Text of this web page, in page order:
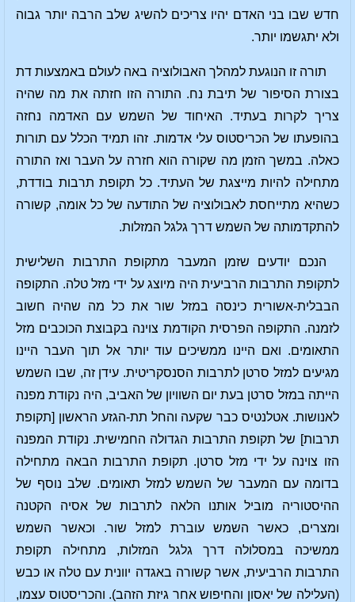
חדש שבו בני האדם יהיו צריכים להשיג שלב הרבה יותר גבוה
ולא יתגשמו יותר.
תורה זו הנוגעת למהלך האבולוציה באה לעולם באמצעות דת
בצורת הסיפור של תיבת נח. התורה הזו חזתה את מה שהיה
צריך לקרות בעתיד. האיחוד של השמש עם האדמה נחזה
בהופעתו של הכריסטוס עלי אדמות. זהו תמיד הכלל עם תורות
כאלה. במשך הזמן מה שקורה הוא חזרה על העבר ואז התורה
מתחילה להיות מייצגת של העתיד. כל תקופת תרבות בודדת,
כשהיא מתייחסת לאבולוציה של התודעה של כל אומה, קשורה
להתקדמותה של השמש דרך גלגל המזלות.
הנכם יודעים שזמן המעבר מתקופת התרבות השלישית
לתקופת התרבות הרביעית היה מיוצג על ידי מזל טלה. התקופה
הבבלית-אשורית כינסה במזל שור את כל מה שהיה חשוב
לזמנה. התקופה הפרסית הקודמת צוינה בקבוצת הכוכבים מזל
התאומים. ואם היינו ממשיכים עוד יותר אל תוך העבר היינו
מגיעים למזל סרטן לתרבות הסנסקריטית. עידן זה, שבו השמש
הייתה במזל סרטן בעת יום השוויון של האביב, היה נקודת מפנה
לאנושות. אטלנטיס כבר שקעה והחל תת-הגזע הראשון [תקופת
תרבות] של תקופת התרבות הגדולה החמישית. נקודת המפנה
הזו צוינה על ידי מזל סרטן. תקופת התרבות הבאה מתחילה
בדומה עם המעבר של השמש למזל תאומים. שלב נוסף של
ההיסטוריה מוביל אותנו הלאה לתרבות של אסיה הקטנה
ומצרים, כאשר השמש עוברת למזל שור. וכאשר השמש
ממשיכה במסלולה דרך גלגל המזלות, מתחילה תקופת
התרבות הרביעית, אשר קשורה באגדה יוונית עם טלה או כבש
(העלילה של יאסון והחיפוש אחר גיזת הזהב). והכריסטוס עצמו,